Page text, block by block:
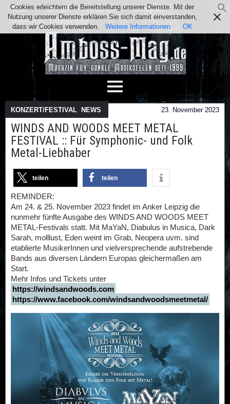
Team Kontakt Facebook
Instagram
Impressum / Datenschutz
KONZERT/FESTIVAL NEWS 23. November 2023
WINDS AND WOODS MEET METAL
FESTIVAL :: Für Symphonic- und Folk
Metal-Liebhaber
teilen teilen
REMINDER:
Am 24. & 25. November 2023 findet im Anker Leipzig die
nunmehr fünfte Ausgabe des WINDS AND WOODS MEET
METAL-Festivals statt. Mit MaYaN, Diabulus in Musica, Dark
Sarah, molllust, Eden weint im Grab, Neopera uvm. sind
etablierte MusikerInnen und vielversprechende aufstrebende
Bands aus diversen Ländern Europas gleichermaßen am
Start.
Mehr Infos und Tickets unter
https://windsandwoods.com
https://www.facebook.com/windsandwoodsmeetmetal/
Cookies erleichtern die Bereitstellung unserer Dienste. Mit der
Nutzung unserer Dienste erklären Sie sich damit einverstanden,
dass wir Cookies verwenden.
Weitere Informationen OK